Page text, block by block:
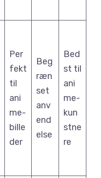
Per
fekt
til
ani
me-
bille
der
Beg
ræn
set
anv
end
else
Bed
st til
ani
me-
kun
stne
re